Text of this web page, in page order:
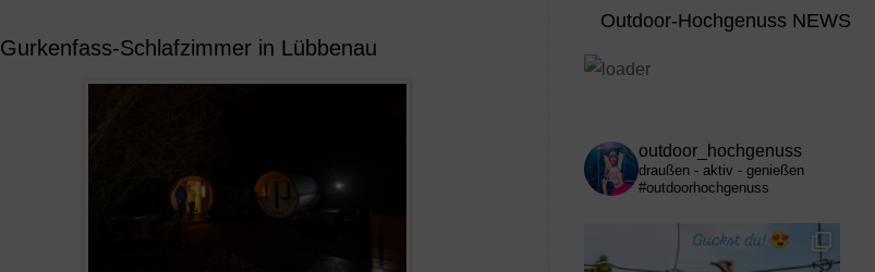
Gurkenfass-Schlafzimmer in Lübbenau
Outdoor-Hochgenuss NEWS
outdoor_hochgenuss
draußen - aktiv - genießen
#outdoorhochgenuss